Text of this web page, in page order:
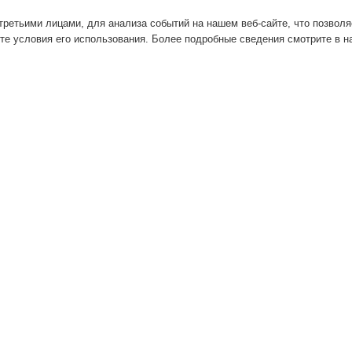
лицами, для анализа событий на нашем веб-сайте, что
условия его использования. Более подробные сведения смотрите в